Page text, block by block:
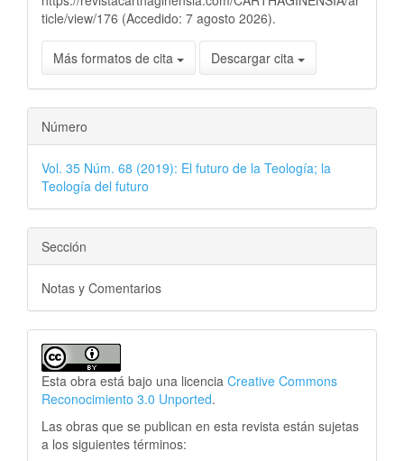
ticle/view/176 (Accedido: 7 agosto 2026).
Más formatos de cita Descargar cita
Número
Vol. 35 Núm. 68 (2019): El futuro de la Teología; la
Teología del futuro
Sección
Notas y Comentarios
Esta obra está bajo una licencia Creative Commons
Reconocimiento 3.0 Unported.
Las obras que se publican en esta revista están sujetas
a los siguientes términos: